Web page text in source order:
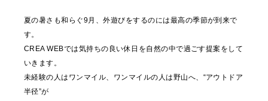
夏の暑さも和らぐ9月、外遊びをするのには最高の季節が到来で
す。
CREA WEBでは気持ちの良い休日を自然の中で過ごす提案をして
いきます。
未経験の人はワンマイル、ワンマイルの人は野山へ、“アウトドア
半径”が